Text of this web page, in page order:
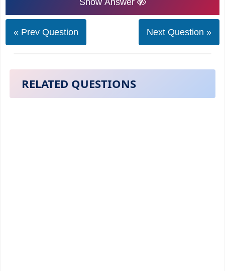
« Prev Question Next Question »
RELATED QUESTIONS